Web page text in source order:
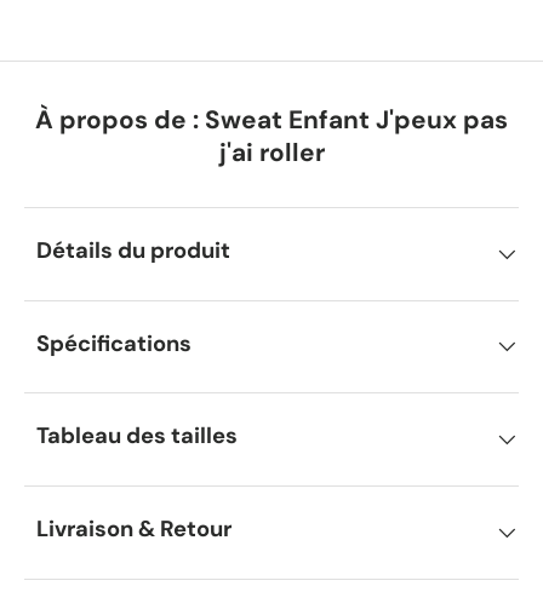
À propos de : Sweat Enfant J'peux pas
j'ai roller
Détails du produit
Spécifications
Tableau des tailles
Livraison & Retour